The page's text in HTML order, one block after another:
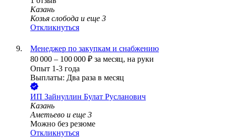
Казань
Козья слобода и еще 3
Откликнуться
Менеджер по закупкам и снабжению
80 000 – 100 000 ₽ за месяц, на руки
Опыт 1-3 года
Выплаты: Два раза в месяц
ИП Зайнуллин Булат Русланович
Казань
Аметьево и еще 3
Можно без резюме
Откликнуться